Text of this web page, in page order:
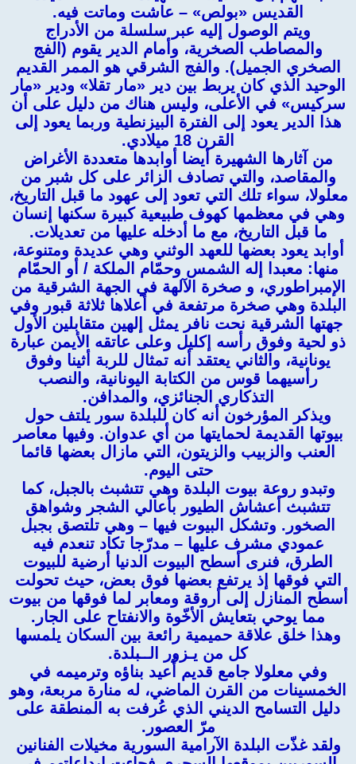
القديس «بولص» – عاشت وماتت فيه.
ويتم الوصول إليه عبر سلسلة من الأدراج
والمصاطب الصخرية، وأمام الدير يقوم (الفج
الصخري الجميل). والفج الشرقي هو الممر القديم
الوحيد الذي كان يربط بين دير «مار تقلا» ودير «مار
سركيس» في الأعلى، وليس هناك من دليل على أن
هذا الدير يعود إلى الفترة البيزنطية وربما يعود إلى
القرن 18 ميلادي.
من آثارها الشهيرة أيضا أوابدها متعددة الأغراض
والمقاصد، والتي تصادف الزائر على كل شبر من
معلولا، سواء تلك التي تعود إلى عهود ما قبل التاريخ،
وهي في معظمها كهوف طبيعية كبيرة سكنها إنسان
ما قبل التاريخ، مع ما أدخله عليها من تعديلات.
أوابد يعود بعضها للعهد الوثني وهي عديدة ومتنوعة،
منها: معبدا إله الشمس وحمّام الملكة / أو الحمّام
الإمبراطوري، و صخرة الآلهة في الجهة الشرقية من
البلدة وهي صخرة مرتفعة في أعلاها ثلاثة قبور وفي
جهتها الشرقية نحت نافر يمثل إلهين متقابلين الأول
ذو لحية وفوق رأسه إكليل وعلى عاتقه الأيمن عبارة
يونانية، والثاني يعتقد أنه تمثال للربة أثينا وفوق
رأسيهما قوس من الكتابة اليونانية، والنصب
التذكاري الجنائزي، والمدافن.
ويذكر المؤرخون أنه كان للبلدة سور يلتف حول
بيوتها القديمة لحمايتها من أي عدوان. وفيها معاصر
العنب والزبيب والزيتون، التي مازال بعضها قائما
حتى اليوم.
وتبدو روعة بيوت البلدة وهي تتشبث بالجبل، كما
تتشبث أعشاش الطيور بأعالي الشجر وشواهق
الصخور. وتشكل البيوت فيها – وهي تلتصق بجبل
عمودي مشرف عليها – مدرّجا تكاد تنعدم فيه
الطرق، فنرى أسطح البيوت الدنيا أرضية للبيوت
التي فوقها إذ يرتفع بعضها فوق بعض، حيث تحولت
أسطح المنازل إلى أروقة ومعابر لما فوقها من بيوت
مما يوحي بتعايش الأخّوة والانفتاح على الجار.
وهذا خلق علاقة حميمية رائعة بين السكان يلمسها
كل من يـزور الــبلدة.
وفي معلولا جامع قديم أُعيد بناؤه وترميمه في
الخمسينات من القرن الماضي، له منارة مربعة، وهو
دليل التسامح الديني الذي عُرفت به المنطقة على
مرّ العصور.
ولقد غذّت البلدة الآرامية السورية مخيلات الفنانين